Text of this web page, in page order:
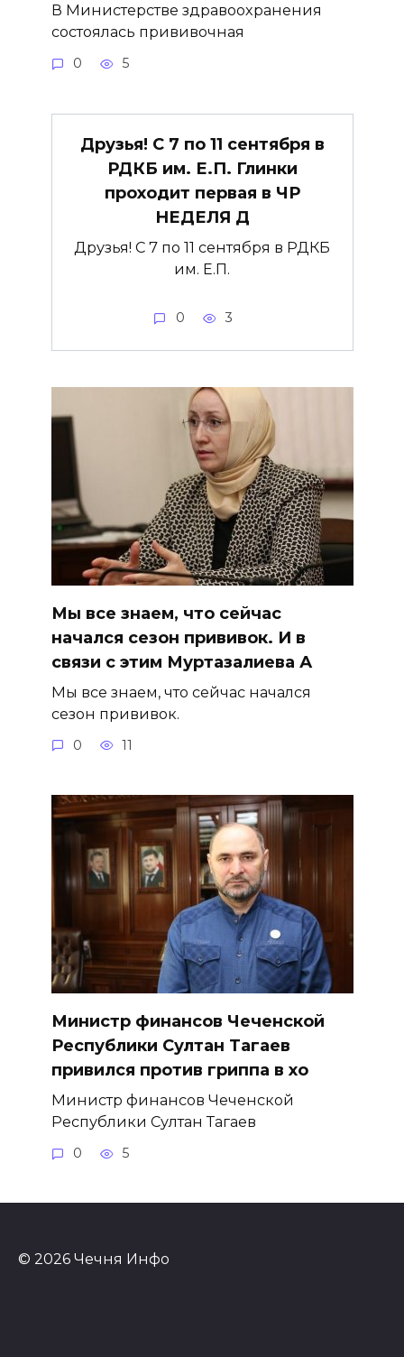
В Министерстве здравоохранения
состоялась прививочная
0 5
Друзья! С 7 по 11 сентября в
РДКБ им. Е.П. Глинки
проходит первая в ЧР
НЕДЕЛЯ Д
Друзья! С 7 по 11 сентября в РДКБ
им. Е.П.
0 3
Мы все знаем, что сейчас
начался сезон прививок. И в
связи с этим Муртазалиева А
Мы все знаем, что сейчас начался
сезон прививок.
0 11
Министр финансов Чеченской
Республики Султан Тагаев
привился против гриппа в хо
Министр финансов Чеченской
Республики Султан Тагаев
0 5
© 2026 Чечня Инфо